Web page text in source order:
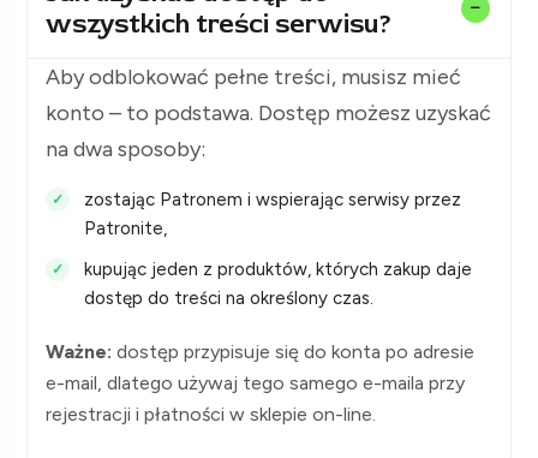
wszystkich treści serwisu?
Aby odblokować pełne treści, musisz mieć
konto – to podstawa. Dostęp możesz uzyskać
na dwa sposoby:
zostając Patronem i wspierając serwisy przez
Patronite,
kupując jeden z produktów, których zakup daje
dostęp do treści na określony czas.
Ważne: dostęp przypisuje się do konta po adresie
e-mail, dlatego używaj tego samego e-maila przy
rejestracji i płatności w sklepie on-line.